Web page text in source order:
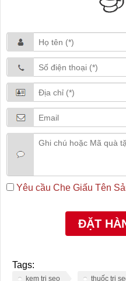
Yêu cầu Che Giấu Tên
Tags:
kem trị sẹo thuốc trị